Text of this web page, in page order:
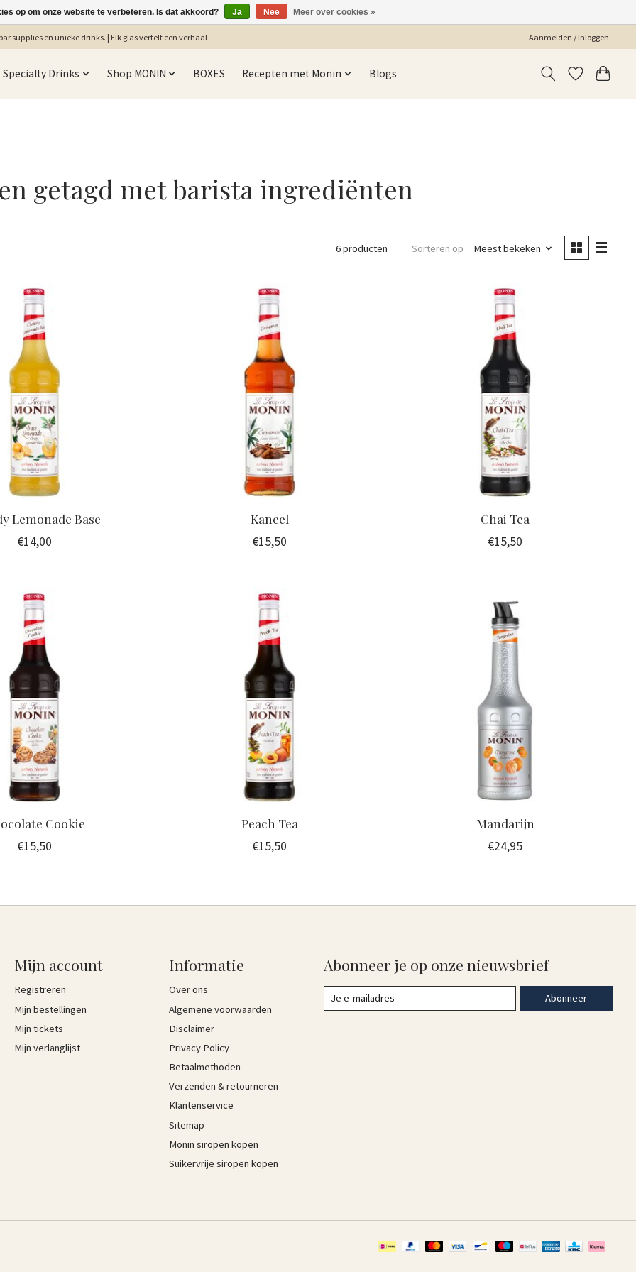
supplies en unieke drinks. | Elk glas vertelt een verhaal Aanmelden / Inloggen
Specialty Drinks Shop MONIN BOXES Recepten met Monin Blogs
getagd met barista ingrediënten
6 producten Sorteren op Meest bekeken
Lemonade Base
€14,00
Kaneel
€15,50
Chai Tea
€15,50
Cookie
€15,50
Peach Tea
€15,50
Mandarijn
€24,95
Mijn account
Registreren
Mijn bestellingen
Mijn tickets
Mijn verlanglijst
Informatie
Over ons
Algemene voorwaarden
Disclaimer
Privacy Policy
Betaalmethoden
Verzenden & retourneren
Klantenservice
Sitemap
Monin siropen kopen
Suikervrije siropen kopen
Abonneer je op onze nieuwsbrief
Abonneer
op om onze website te verbeteren. Is dat akkoord? Ja Nee Meer over cookies »